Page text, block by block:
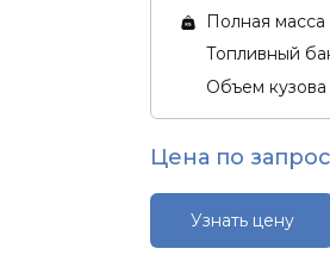
Полная масса
Топливный
Объем кузова
Цена по
Узнать цену